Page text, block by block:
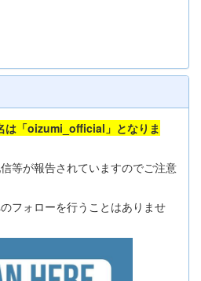
は「oizumi_official」となりま
等が報告されていますのでご注意
フォローを行うことはありませ